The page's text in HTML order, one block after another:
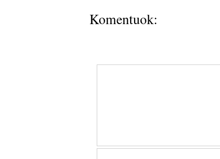
Komentuok: